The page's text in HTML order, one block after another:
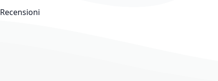
Recensioni